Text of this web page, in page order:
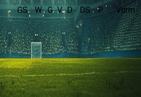
GS W G V D DS P Vorm
Dominicaanse Republiek de strijd
de Grenadines. De wedstrijd wordt